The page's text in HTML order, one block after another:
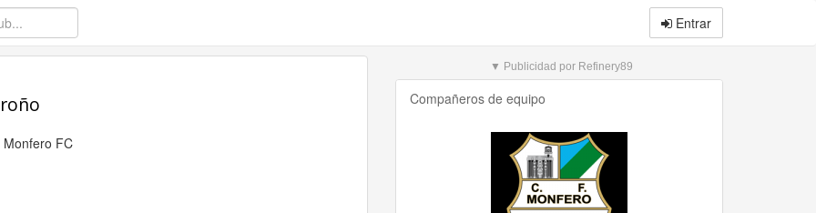
Entrar
Monfero FC
▼ Publicidad por Refinery89
Compañeros de equipo